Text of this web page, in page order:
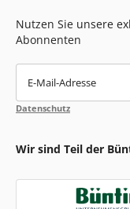
Nutzen Sie unsere
Abonnenten
E-Mail-Adresse
Datenschutz
Wir sind Teil der